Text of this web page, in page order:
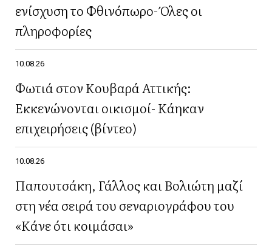
ενίσχυση το Φθινόπωρο- Όλες οι
πληροφορίες
10.08.26
Φωτιά στον Κουβαρά Αττικής:
Εκκενώνονται οικισμοί- Κάηκαν
επιχειρήσεις (βίντεο)
10.08.26
Παπουτσάκη, Γάλλος και Βολιώτη μαζί
στη νέα σειρά του σεναριογράφου του
«Κάνε ότι κοιμάσαι»